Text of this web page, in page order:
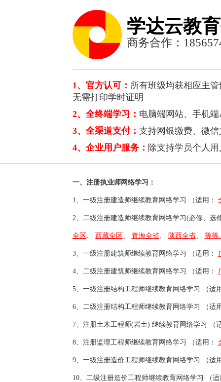
学达云教
商务合作：
1、官方认可： 所有班级均获相应主
无需打印学时证明
2、全终端学习： 电脑端网站、手机
3、全渠道支付： 支持网银缴费、微
4、企业用户服务： 除支持学员个人
一、注册执业师网络学习：
1、 一级注册建造师继续教育网络学习 （适用：
2、 二级注册建造师继续教育网络学习(必修、选
全区 、 西藏全区 、 青海全省、 陕西全省、 等等
3、 一级注册建筑师继续教育网络学习 （适用：
4、 二级注册建筑师继续教育网络学习 （适用：
5、 一级注册结构工程师继续教育网络学习 （适
6、 二级注册结构工程师继续教育网络学习 （适
7、 注册土木工程师(岩土) 继续教育网络学习 （
8、 注册监理工程师继续教育网络学习 （适用：
9、 一级注册造价工程师继续教育网络学习 （适
10、 二级注册造价工程师继续教育网络学习 （